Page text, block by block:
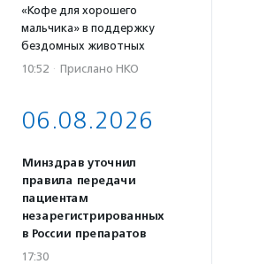
«Кофе для хорошего
мальчика» в поддержку
бездомных животных
10:52 · Прислано НКО
06.08.2026
Минздрав уточнил
правила передачи
пациентам
незарегистрированных
в России препаратов
17:30